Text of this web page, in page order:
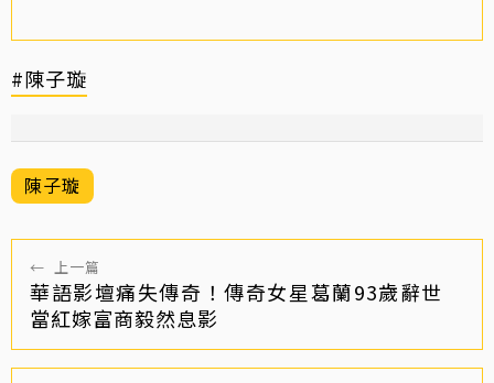
#陳子璇
陳子璇
← 上一篇
華語影壇痛失傳奇！傳奇女星葛蘭93歲辭世
當紅嫁富商毅然息影